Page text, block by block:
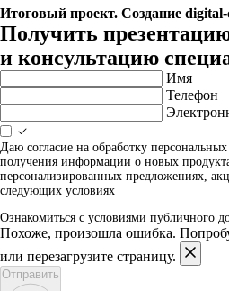
Итоговый проект. Создание digital-
Получить
и консультацию
Имя
Телефон
Даю согласие на обработку
получения информации о новых
персонализированных предложениях,
следующих условиях
Ознакомиться с условиями публичного
Похоже, произошла ошибка.
или перезагрузите страницу.
Отправить